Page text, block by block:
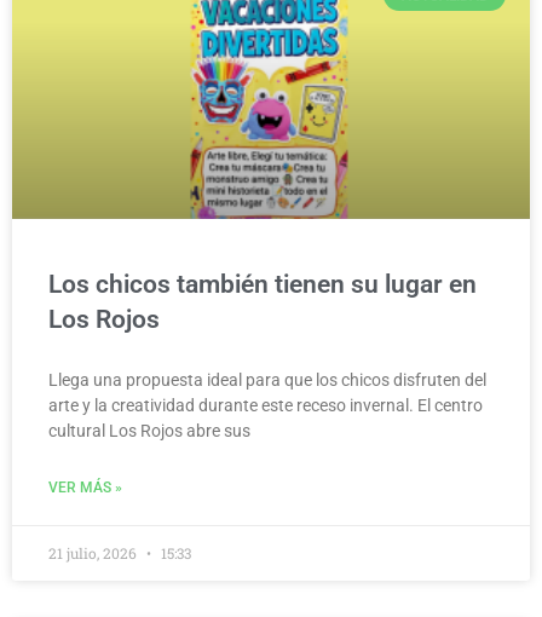
Los chicos también tienen su lugar en
Los Rojos
Llega una propuesta ideal para que los chicos disfruten del
arte y la creatividad durante este receso invernal. El centro
cultural Los Rojos abre sus
VER MÁS »
21 julio, 2026 15:33